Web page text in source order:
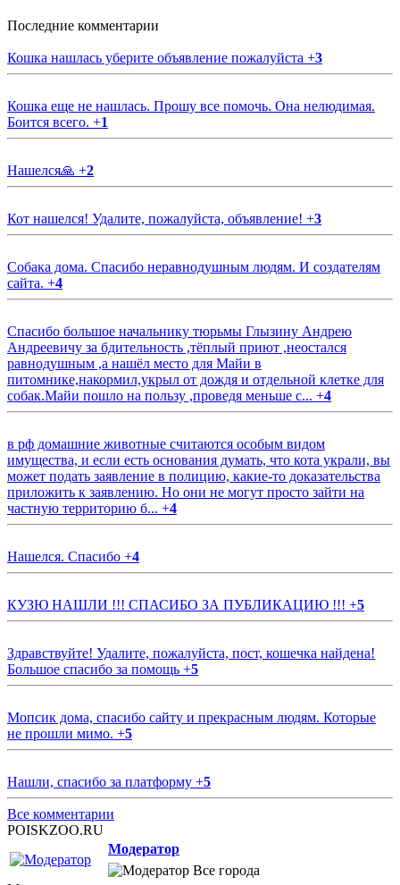
Последние комментарии
Кошка нашлась уберите объявление пожалуйста +3
Кошка еще не нашлась. Прошу все помочь. Она нелюдимая.
Боится всего. +1
Нашелся🙏 +2
Кот нашелся! Удалите, пожалуйста, объявление! +3
Собака дома. Спасибо неравнодушным людям. И создателям
сайта. +4
Спасибо большое начальнику тюрьмы Глызину Андрею
Андреевичу за бдительность ,тёплый приют ,неостался
равнодушным ,а нашёл место для Майи в
питомнике,накормил,укрыл от дождя и отдельной клетке для
собак.Майи пошло на пользу ,проведя меньше с... +4
в рф домашние животные считаются особым видом
имущества, и если есть основания думать, что кота украли, вы
может подать заявление в полицию, какие-то доказательства
приложить к заявлению. Но они не могут просто зайти на
частную территорию б... +4
Нашелся. Спасибо +4
КУЗЮ НАШЛИ !!! СПАСИБО ЗА ПУБЛИКАЦИЮ !!! +5
Здравствуйте! Удалите, пожалуйста, пост, кошечка найдена!
Большое спасибо за помощь +5
Мопсик дома, спасибо сайту и прекрасным людям. Которые
не прошли мимо. +5
Нашли, спасибо за платформу +5
Все комментарии
POISKZOO.RU
Модератор
Все города